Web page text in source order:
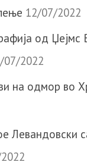
12/07/2022
од Џејмс
07/2022
на одмор во
Левандовски